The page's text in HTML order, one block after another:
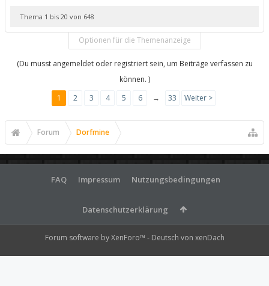
Thema 1 bis 20 von 648
Optionen für die Themenanzeige
(Du musst angemeldet oder registriert sein, um Beiträge verfassen zu
können. )
1
2 3 4 5 6 → 33 Weiter >
Forum Dorfmine
FAQ Impressum Nutzungsbedingungen
Datenschutzerklärung
Forum software by XenForo™ - Deutsch von xenDach